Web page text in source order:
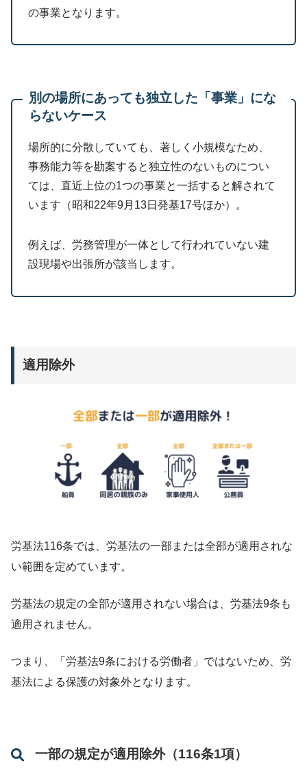
の事業となります。
別の場所にあっても独立した「事業」にな
らないケース
場所的に分散していても、著しく小規模なため、
事務能力等を勘案すると独立性のないものについ
ては、直近上位の1つの事業と一括すると解されて
います（昭和22年9月13日発基17号ほか）。
例えば、労務管理が一体として行われていない建
設現場や出張所が該当します。
適用除外
労基法116条では、労基法の一部または全部が適用されな
い範囲を定めています。
労基法の規定の全部が適用されない場合は、労基法9条も
適用されません。
つまり、「労基法9条における労働者」ではないため、労
基法による保護の対象外となります。
一部の規定が適用除外（116条1項）